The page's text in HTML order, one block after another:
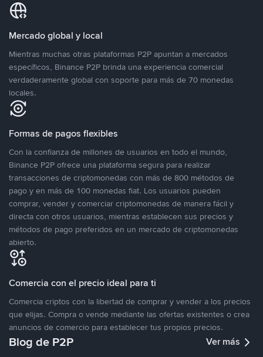
Mercado global y local
Mientras muchas otras plataformas P2P apuntan a mercados
específicos, Binance P2P brinda una experiencia comercial
verdaderamente global con soporte para más de 70 monedas
locales.
Formas de pagos flexibles
Con la confianza de millones de usuarios en todo el mundo,
Binance P2P ofrece una plataforma segura para realizar
transacciones de criptomonedas con más de 800 métodos de
pago y en más de 100 monedas fiat. Los usuarios pueden
comprar, vender y comerciar criptomonedas de manera fácil y
directa con otros usuarios, mientras establecen sus precios y
métodos de pago preferidos en un mercado de criptomonedas
abierto.
Comercia con el precio ideal para ti
Comercia criptos con la libertad de comprar y vender a los precios
que elijas. Compra o vende mediante las ofertas existentes o crea
anuncios de comercio para establecer tus propios precios.
Blog de P2P Ver más